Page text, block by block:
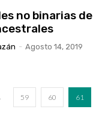
no binarias de
- Agosto 14, 2019
59 60 61